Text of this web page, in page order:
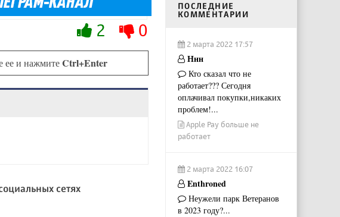
2 0
ее и нажмитеCtrl+Enter
сетях
ПОСЛЕДНИЕ
КОММЕНТАРИИ
2 марта 2022 17:57
Ннн
Кто сказал что не
работает??? Сегодня
оплачивал покупки,никаких
проблем!...
Apple Pay больше не
работает
2 марта 2022 16:07
Enthroned
Неужели парк Ветеранов
в 2023 году?...